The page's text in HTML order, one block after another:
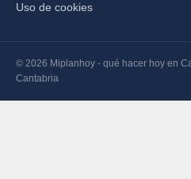
Uso de cookies
© 2026 Miplanhoy - qué hacer hoy en
Cantabria